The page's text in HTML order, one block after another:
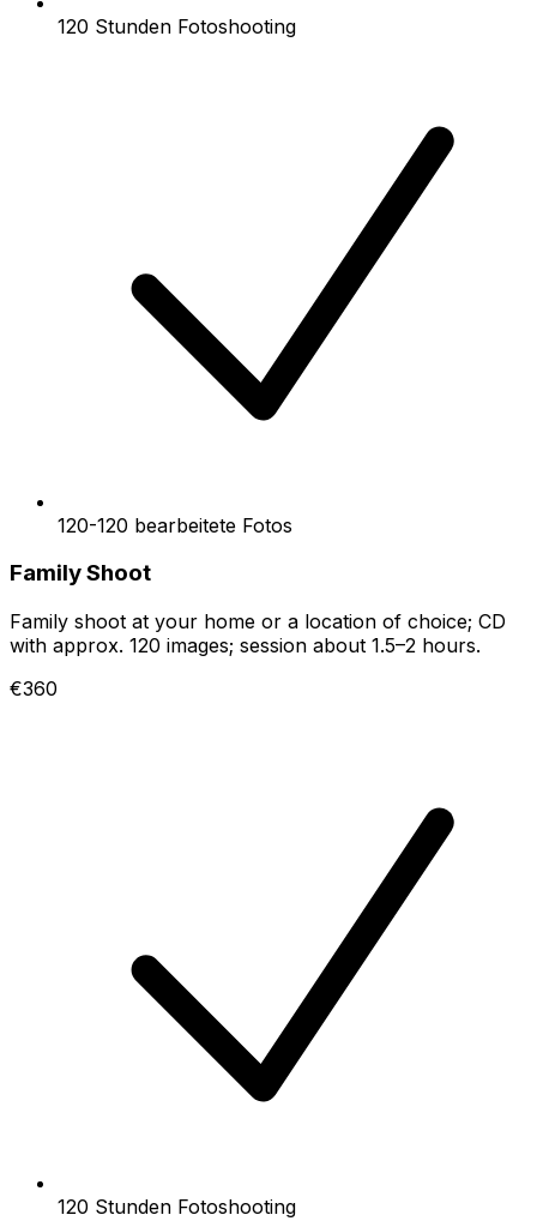
120 Stunden Fotoshooting
120-120 bearbeitete Fotos
Family Shoot
Family shoot at your home or a location of choice; CD
with approx. 120 images; session about 1.5–2 hours.
€360
120 Stunden Fotoshooting